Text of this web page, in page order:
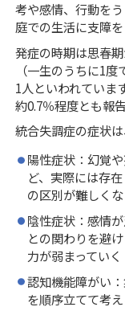
考や感情、行動を
庭での生活に支障を
発症の時期は思春
（一生のうちに1
1人といわれていま
約0.7％程度とも報
統合失調症の症状
陽性症状：幻覚
ど、実際には存
の区別が難しくな
陰性症状：感情
との関わりを避
力が弱まっていく
認知機能障がい
を順序立てて考